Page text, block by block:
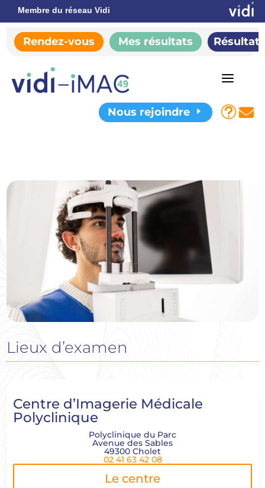
Membre du réseau Vidi
Rendez-vous Mes résultats
a
Nous rejoindre E t 
Lieux d’examen
Centre d’Imagerie Médicale
Polyclinique
Polyclinique du Parc
Avenue des Sables
49300 Cholet
02 41 63 42 08
Le centre